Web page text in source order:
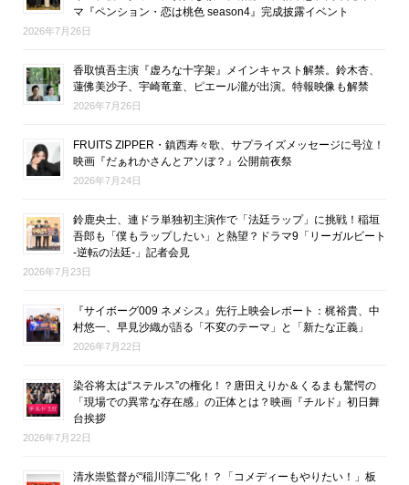
マ『ペンション・恋は桃色 season4』完成披露イベント
2026年7月26日
香取慎吾主演『虚ろな十字架』メインキャスト解禁。鈴木杏、
蓮佛美沙子、宇崎竜童、ピエール瀧が出演。特報映像も解禁
2026年7月26日
FRUITS ZIPPER・鎮西寿々歌、サプライズメッセージに号泣！
映画『だぁれかさんとアソぼ？』公開前夜祭
2026年7月24日
鈴鹿央士、連ドラ単独初主演作で「法廷ラップ」に挑戦！稲垣
吾郎も「僕もラップしたい」と熱望？ドラマ9「リーガルビート
-逆転の法廷-」記者会見
2026年7月23日
『サイボーグ009 ネメシス』先行上映会レポート：梶裕貴、中
村悠一、早見沙織が語る「不変のテーマ」と「新たな正義」
2026年7月22日
染谷将太は“ステルス”の権化！？唐田えりか＆くるまも驚愕の
「現場での異常な存在感」の正体とは？映画『チルド』初日舞
台挨拶
2026年7月22日
清水崇監督が“稲川淳二”化！？「コメディーもやりたい！」板